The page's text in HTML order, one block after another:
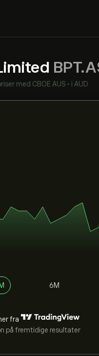
med CBOE AUS • i AUD
6M
fra
på fremtidige resultater